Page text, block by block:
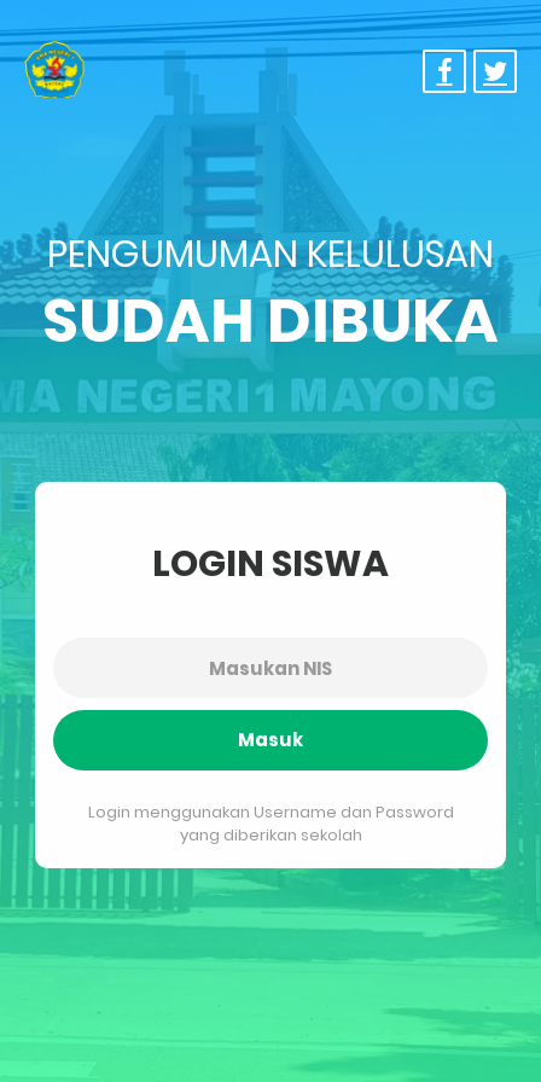
PENGUMUMAN KELULUSAN
SUDAH DIBUKA
LOGIN SISWA
Masuk
Login menggunakan Username dan Password
yang diberikan sekolah